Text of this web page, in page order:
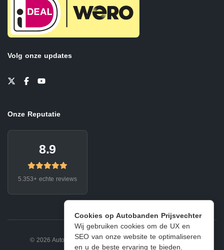
Cookies op Autobanden Prijsvechter
Wij gebruiken cookies om de UX en
SEO van onze website te optimaliseren
en u de beste ervaring te bieden.
Volg onze updates
Onze Reputatie
8.9
5.353+ echte reviews
© 2026 Autobanden Prijsvechter. Privacy | Voorwaarden